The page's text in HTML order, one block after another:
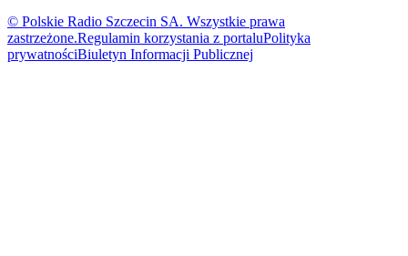
© Polskie Radio Szczecin SA. Wszystkie prawa
zastrzeżone.Regulamin korzystania z portaluPolityka
prywatnościBiuletyn Informacji Publicznej